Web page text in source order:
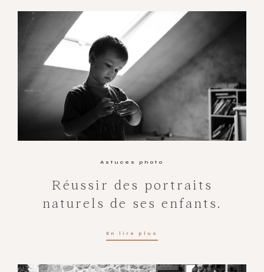
Astuces photo
Réussir des portraits
naturels de ses enfants.
En lire plus